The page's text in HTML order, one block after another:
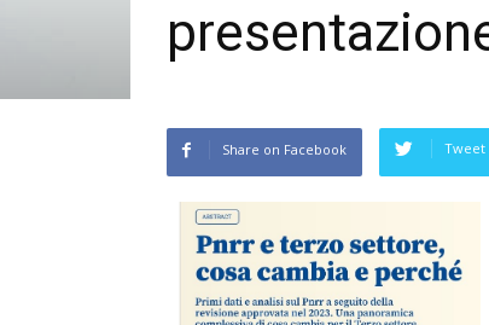
Share on Facebook